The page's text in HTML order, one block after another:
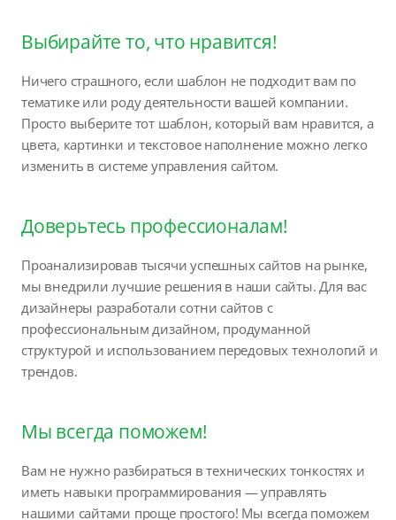
Выбирайте то, что нравится!
Ничего страшного, если шаблон не подходит вам по
тематике или роду деятельности вашей компании.
Просто выберите тот шаблон, который вам нравится, а
цвета, картинки и текстовое наполнение можно легко
изменить в системе управления сайтом.
Доверьтесь профессионалам!
Проанализировав тысячи успешных сайтов на рынке,
мы внедрили лучшие решения в наши сайты. Для вас
дизайнеры разработали сотни сайтов с
профессиональным дизайном, продуманной
структурой и использованием передовых технологий и
трендов.
Мы всегда поможем!
Вам не нужно разбираться в технических тонкостях и
иметь навыки программирования — управлять
нашими сайтами проще простого! Мы всегда поможем